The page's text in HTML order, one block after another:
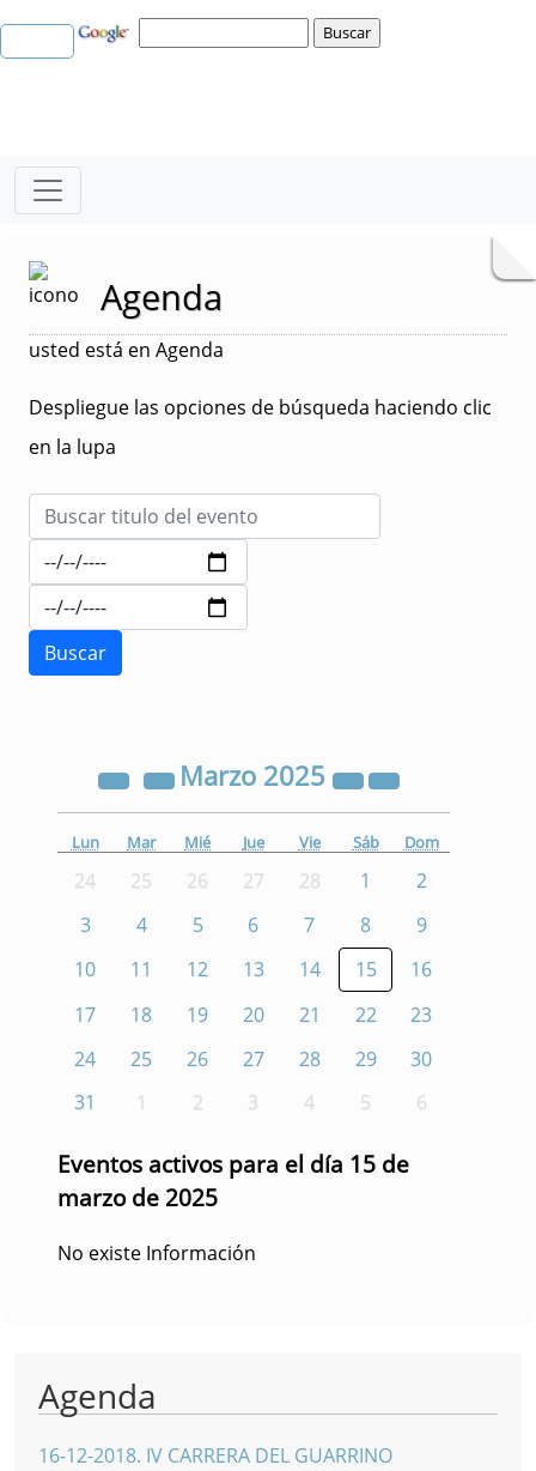
Agenda
usted está en Agenda
Despliegue las opciones de búsqueda haciendo clic
en la lupa
Marzo 2025
Lun Mar Mié Jue Vie Sáb Dom
24 25 26 27 28 1
2
3
4 5 6 7 8
9
10
11 12 13 14 15
16
17
18 19 20 21 22
23
24
25 26 27 28 29
30
31
1 2 3 4 5 6
Eventos activos para el día 15 de
marzo de 2025
No existe Información
Agenda
16-12-2018. IV CARRERA DEL GUARRINO